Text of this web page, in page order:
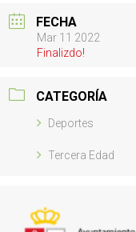
FECHA
Mar 11 2022
Finalizdo!
CATEGORÍA
Deportes
Tercera Edad